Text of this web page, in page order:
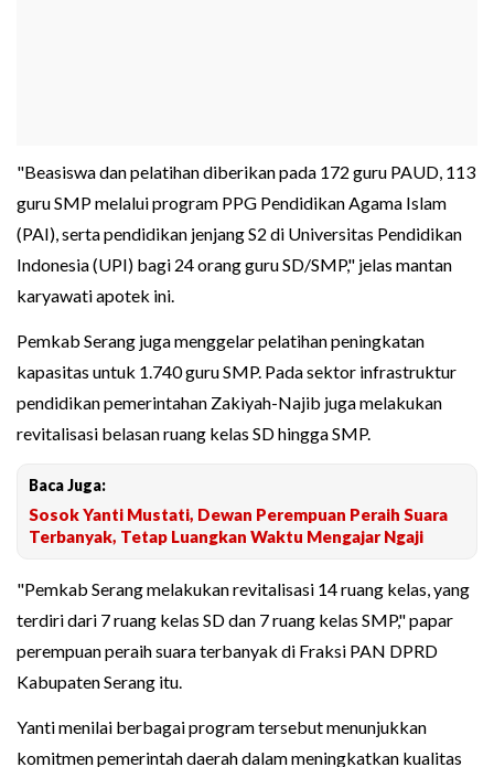
"Beasiswa dan pelatihan diberikan pada 172 guru PAUD, 113
guru SMP melalui program PPG Pendidikan Agama Islam
(PAI), serta pendidikan jenjang S2 di Universitas Pendidikan
Indonesia (UPI) bagi 24 orang guru SD/SMP," jelas mantan
karyawati apotek ini.
Pemkab Serang juga menggelar pelatihan peningkatan
kapasitas untuk 1.740 guru SMP. Pada sektor infrastruktur
pendidikan pemerintahan Zakiyah-Najib juga melakukan
revitalisasi belasan ruang kelas SD hingga SMP.
Baca Juga:
Sosok Yanti Mustati, Dewan Perempuan Peraih Suara
Terbanyak, Tetap Luangkan Waktu Mengajar Ngaji
"Pemkab Serang melakukan revitalisasi 14 ruang kelas, yang
terdiri dari 7 ruang kelas SD dan 7 ruang kelas SMP," papar
perempuan peraih suara terbanyak di Fraksi PAN DPRD
Kabupaten Serang itu.
Yanti menilai berbagai program tersebut menunjukkan
komitmen pemerintah daerah dalam meningkatkan kualitas